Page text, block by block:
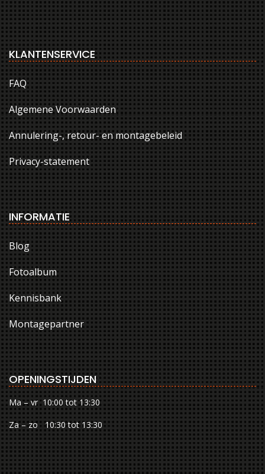
KLANTENSERVICE
FAQ
Algemene Voorwaarden
Annulering-, retour- en montagebeleid
Privacy-statement
INFORMATIE
Blog
Fotoalbum
Kennisbank
Montagepartner
OPENINGSTIJDEN
Ma – vr 10:00 tot 13:30
Za – zo 10:30 tot 13:30